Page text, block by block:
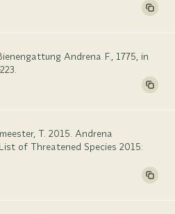
Andrena F., 1775, in
T. 2015. Andrena
of Threatened Species 2015: